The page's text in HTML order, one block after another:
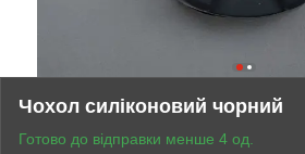
Чохол силіконовий чорний
Готово до відправки менше 4 од.